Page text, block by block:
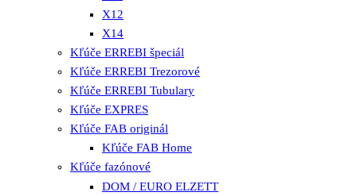
X12
X14
Kľúče ERREBI špeciál
Kľúče ERREBI Trezorové
Kľúče ERREBI Tubulary
Kľúče EXPRES
Kľúče FAB originál
Kľúče FAB Home
Kľúče fazónové
DOM / EURO ELZETT